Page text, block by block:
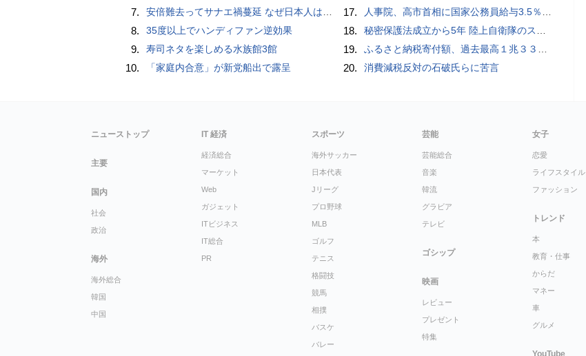
7. 安倍難去ってサナエ禍蔓延 なぜ日本人は妙ちくりんな女に騙されてしまったのか（適菜収）
8. 35度以上でハンディファン逆効果
9. 寿司ネタを楽しめる水族館3館
10. 「家庭内合意」が新党船出で露呈
17. 人事院、高市首相に国家公務員給与3.5％超の大幅ベースアップを勧告
18. 秘密保護法成立から5年 陸上自衛隊のスパイ組織「別班」暴いたベテラン記者が警鐘 - BLOGOS編集部
19. ふるさと納税寄付額、過去最高１兆３３１４億円…住民税控除額最大は横浜市の３７３億円
20. 消費減税反対の石破氏らに苦言
ニューストップ
主要
国内
社会
政治
海外
海外総合
韓国
中国
IT 経済
経済総合
マーケット
Web
ガジェット
ITビジネス
IT総合
PR
スポーツ
海外サッカー
日本代表
Jリーグ
プロ野球
MLB
ゴルフ
テニス
格闘技
競馬
相撲
バスケ
バレー
芸能
芸能総合
音楽
韓流
グラビア
テレビ
ゴシップ
映画
レビュー
プレゼント
特集
女子
恋愛
ライフスタイル
ファッション
トレンド
本
教育・仕事
からだ
マネー
車
グルメ
YouTube